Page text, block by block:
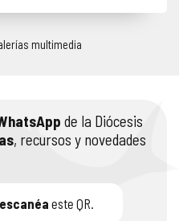
multimedia
de la Diócesis
, recursos y novedades
escanéa este QR.